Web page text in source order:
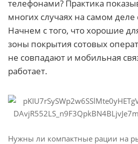
телефонами? Практика
многих случаях на самом
Начнем с того, что хорошие
зоны покрытия сотовых
не совпадают и мобильная
работает.
Нужны ли компактные рации на